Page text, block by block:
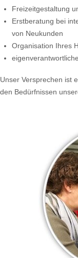
Freizeitgestaltung
Erstberatung bei
von Neukunden
Organisation Ihres
Unser Versprechen ist
den Bedürfnissen